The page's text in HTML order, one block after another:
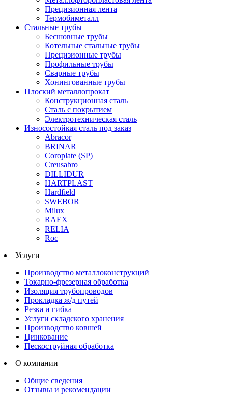
Прецизионная лента
Термобиметалл
Стальные трубы
Бесшовные трубы
Котельные стальные трубы
Прецизионные трубы
Профильные трубы
Сварные трубы
Хонингованные трубы
Плоский металлопрокат
Конструкционная сталь
Сталь с покрытием
Электротехническая сталь
Износостойкая сталь под заказ
Abracor
BRINAR
Coroplate (SP)
Creusabro
DILLIDUR
HARTPLAST
Hardfield
SWEBOR
Milux
RAEX
RELIA
Roc
Услуги
Производство металлоконструкций
Токарно-фрезерная обработка
Изоляция трубопроводов
Прокладка ж/д путей
Резка и гибка
Услуги складского хранения
Производство ковшей
Цинкование
Пескоструйная обработка
О компании
Общие сведения
Отзывы и рекомендации